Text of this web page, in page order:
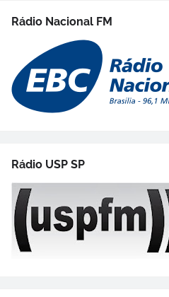
Rádio Nacional FM
Rádio USP SP